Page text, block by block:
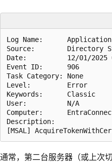
Log Name:      Application
Source:        Directory
Date:          12/01/2025
Event ID:      906
Task Category: None
Level:         Error
Keywords:      Classic
User:          N/A
Computer:
Description:
通常，第二台服务器（或上次